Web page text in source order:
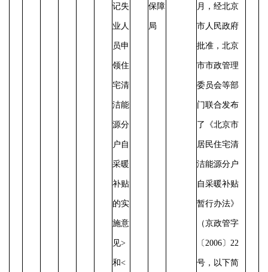
记失
业人
员申
领住
宅清
洁能
源分
户自
采暖
补贴
的实
施意
见>
和<
保障
局
月，经北京
市人民政府
批准，北京
市市政管理
委员会等部
门联合发布
了《北京市
居民住宅清
洁能源分户
自采暖补贴
暂行办法》
（京政管字
〔2006〕22
号，以下简